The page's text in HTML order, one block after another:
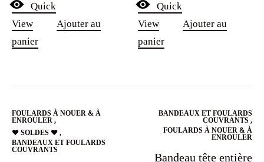
Quick
View
Ajouter au
panier
Quick
View
Ajouter au
panier
FOULARDS À NOUER & À
ENROULER ,
❤️ SOLDES ❤️ ,
BANDEAUX ET FOULARDS
COUVRANTS
BANDEAUX ET FOULARDS
COUVRANTS ,
FOULARDS À NOUER & À
ENROULER
Bandeau tête entière